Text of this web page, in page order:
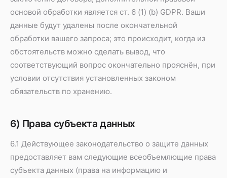
основой обработки является ст. 6 (1) (b) GDPR. Ваши
данные будут удалены после окончательной
обработки вашего запроса; это происходит, когда из
обстоятельств можно сделать вывод, что
соответствующий вопрос окончательно прояснён, при
условии отсутствия установленных законом
обязательств по хранению.
6) Права субъекта данных
6.1 Действующее законодательство о защите данных
предоставляет вам следующие всеобъемлющие права
субъекта данных (права на информацию и